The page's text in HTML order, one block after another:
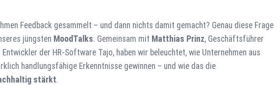
Feedback gesammelt – und dann nichts damit gemacht? Genau diese Frage
jüngsten MoodTalks. Gemeinsam mit Matthias Prinz, Geschäftsführer
der HR-Software Tajo, haben wir beleuchtet, wie Unternehmen aus
handlungsfähige Erkenntnisse gewinnen – und wie das die
stärkt.